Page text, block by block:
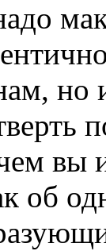
но
вы
об